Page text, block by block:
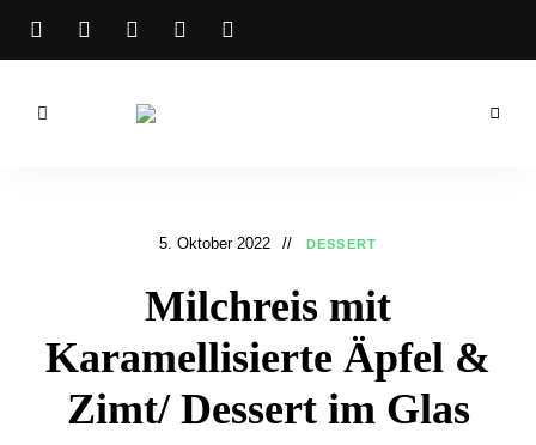
Backrezepte
Kochrezepte
5. Oktober 2022 DESSERT
Milchreis mit
Karamellisierte Äpfel &
Zimt/ Dessert im Glas